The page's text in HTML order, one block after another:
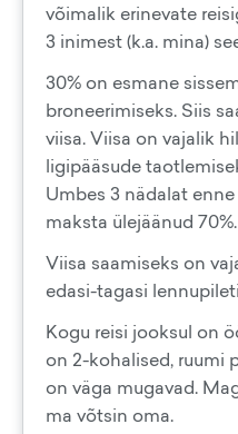
võimalik erinevate
3 inimest (k.a. mina)
30% on esmane
broneerimiseks. Siis
viisa. Viisa on vajalik
ligipääsude
Umbes 3 nädalat
maksta ülejäänud 70%.
Viisa saamiseks on
edasi-tagasi
Kogu reisi jooksul on
on 2-kohalised, ruumi
on väga mugavad.
ma võtsin oma.